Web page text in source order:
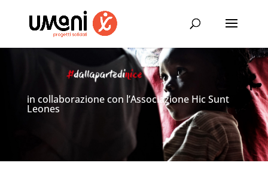
in collaborazione con l’Associazione Hic Sunt
Leones